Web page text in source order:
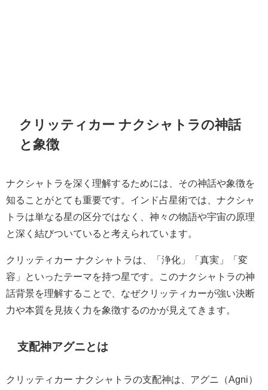
クリッティカー ナクシャトラの神話
と象徴
ナクシャトラを深く理解するためには、その神話や象徴を
知ることがとても重要です。インド占星術では、ナクシャ
トラは単なる星の区分ではなく、神々の物語や宇宙の原理
と深く結びついていると考えられています。
クリッティカー ナクシャトラは、「浄化」「真実」「変
容」といったテーマを持つ星です。このナクシャトラの神
話背景を理解することで、なぜクリッティカーが強い決断
力や本質を見抜く力を象徴するのかが見えてきます。
支配神アグニとは
クリッティカー ナクシャトラの支配神は、アグニ（Agni）